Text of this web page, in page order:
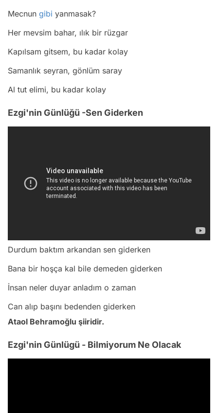
Mecnun gibi yanmasak?
Her mevsim bahar, ılık bir rüzgar
Kapılsam gitsem, bu kadar kolay
Samanlık seyran, gönlüm saray
Al tut elimi, bu kadar kolay
Ezgi'nin Günlüğü -Sen Giderken
Durdum baktım arkandan sen giderken
Bana bir hoşça kal bile demeden giderken
İnsan neler duyar anladım o zaman
Can alıp başını bedenden giderken
Ataol Behramoğlu şiiridir.
Ezgi'nin Günlügü - Bilmiyorum Ne Olacak